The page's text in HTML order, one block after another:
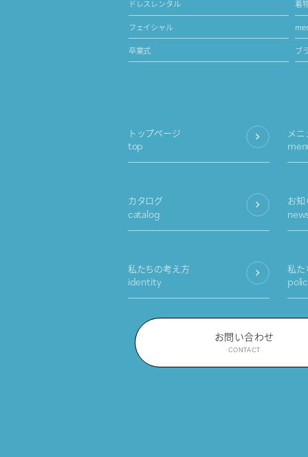
ドレスレンタル 着
フェイシャル
卒業式 ブ
トップページ
top
メ
カタログ
catalog
お知
私たちの考え方
identity
私た
お問い合わせ
CONTACT